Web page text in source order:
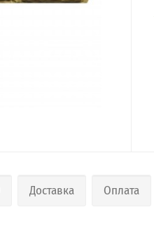
Доставка Оплата